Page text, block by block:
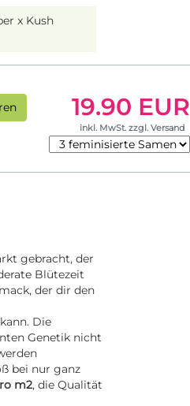
x Kush
19.90 EUR
inkl. MwSt. zzgl. Versand
gebracht, der
Blütezeit
der dir den
Die
Genetik nicht
bei nur ganz
m2, die Qualität